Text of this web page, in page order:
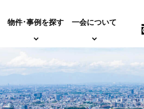
物件･事例を探す 一会について